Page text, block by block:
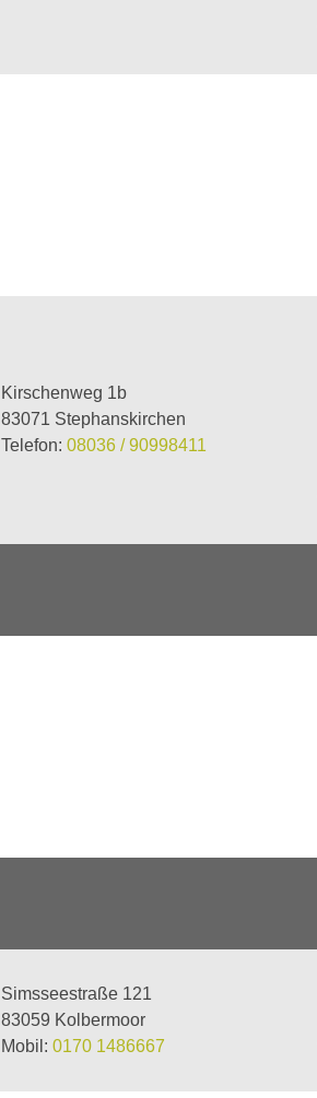
Kirschenweg 1b
83071 Stephanskirchen
Telefon: 08036 / 90998411
Simsseestraße 121
83059 Kolbermoor
Mobil: 0170 1486667